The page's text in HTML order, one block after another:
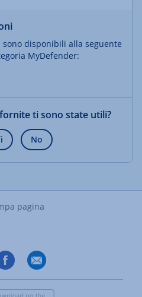
disponibili alla seguente
MyDefender:
ti sono state utili?
No
pagina